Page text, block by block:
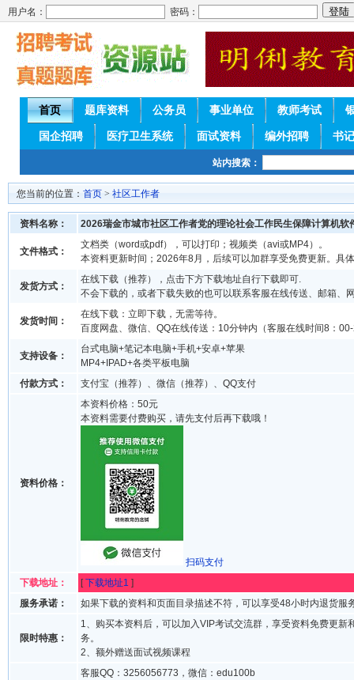
用户名： 密码：
首页 题库资料 公务员 事业单位 教师考试
国企招聘 医疗卫生系统 面试资料 编外招聘 书
站内搜索：
您当前的位置： 首页 > 社区工作者
资料名称： 2026瑞金市城市社区工作者党的理论社会工作民生保障计算机软
文件格式：
文档类（word或pdf），可以打印；视频类（avi或MP4）。
本资料更新时间；2026年8月，后续可以加群享受免费更新。具
发货方式：
在线下载（推荐），点击下方下载地址自行下载即可.
不会下载的，或者下载失败的也可以联系客服在线传送、邮箱、
发货时间：
在线下载：立即下载，无需等待。
百度网盘、微信、QQ在线传送：10分钟内（客服在线时间8：
支持设备：
台式电脑+笔记本电脑+手机+安卓+苹果
MP4+IPAD+各类平板电脑
付款方式：
支付宝（推荐）、微信（推荐）、QQ支付
资料价格：
本资料价格：50元
本资料需要付费购买，请先支付后再下载哦！
扫码支付
下载地址：
[下载地址1 ]
服务承诺：
如果下载的资料和页面目录描述不符，可以享受48小时内退货服
限时特惠：
1、购买本资料后，可以加入VIP考试交流群，享受资料免费更新
务。
2、额外赠送面试视频课程
客服QQ：3256056773，微信：edu100b